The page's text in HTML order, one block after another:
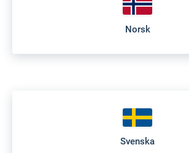
Norsk
Svenska